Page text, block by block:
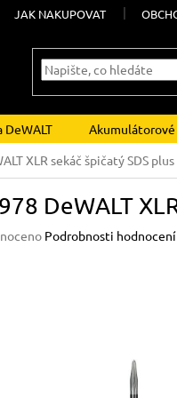
JAK NAKUPOVAT
DeWALT
XLR sekáč špičatý SDS
DeWALT
Podrobnosti hodnocení